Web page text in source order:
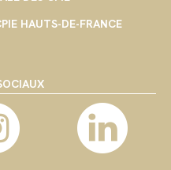
HAUTS-DE-FRANCE